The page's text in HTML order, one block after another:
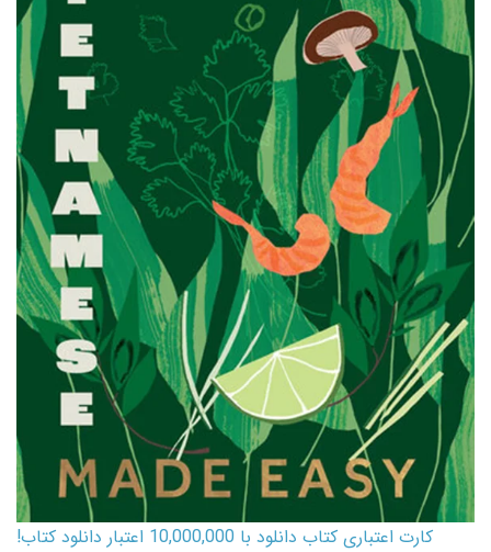
کارت اعتباری کتاب دانلود با 10,000,000 اعتبار دانلود کتاب!